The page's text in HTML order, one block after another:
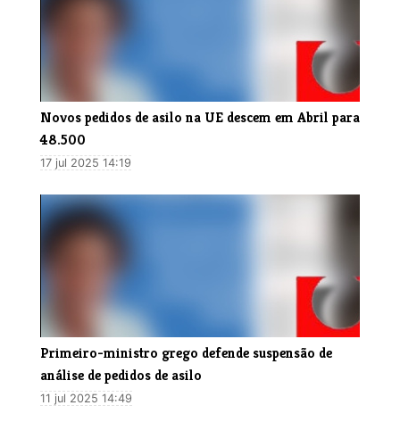
Novos pedidos de asilo na UE descem em Abril para
48.500
17 jul 2025 14:19
Primeiro-ministro grego defende suspensão de
análise de pedidos de asilo
11 jul 2025 14:49